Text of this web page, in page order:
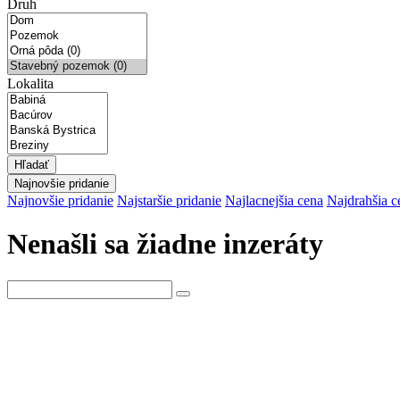
Druh
Lokalita
Hľadať
Najnovšie pridanie
Najnovšie pridanie Najstaršie pridanie Najlacnejšia cena Najdrahšia
Nenašli sa žiadne inzeráty